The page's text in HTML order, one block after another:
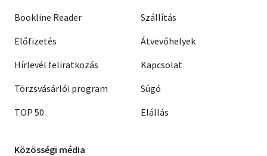
Bookline Reader
Előfizetés
Hírlevél feliratkozás
Törzsvásárlói program
TOP 50
Szállítás
Átvevőhelyek
Kapcsolat
Súgó
Elállás
Közösségi média